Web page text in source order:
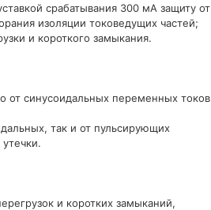
срабатывания 300 мА защиту от
изоляции токоведущих частей;
и короткого замыкания.
от синусоидальных переменных токов
так и от пульсирующих
и коротких замыканий,